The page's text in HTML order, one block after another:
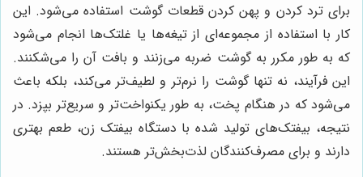
برای ترد کردن و پهن کردن قطعات گوشت استفاده می‌شود. این
کار با استفاده از مجموعه‌ای از تیغه‌ها یا غلتک‌ها انجام می‌شود
که به طور مکرر به گوشت ضربه می‌زنند و بافت آن را می‌شکنند.
این فرآیند، نه تنها گوشت را نرم‌تر و لطیف‌تر می‌کند، بلکه باعث
می‌شود که در هنگام پخت، به طور یکنواخت‌تر و سریع‌تر بپزد. در
نتیجه، بیفتک‌های تولید شده با دستگاه بیفتک زن، طعم بهتری
دارند و برای مصرف‌کنندگان لذت‌بخش‌تر هستند.